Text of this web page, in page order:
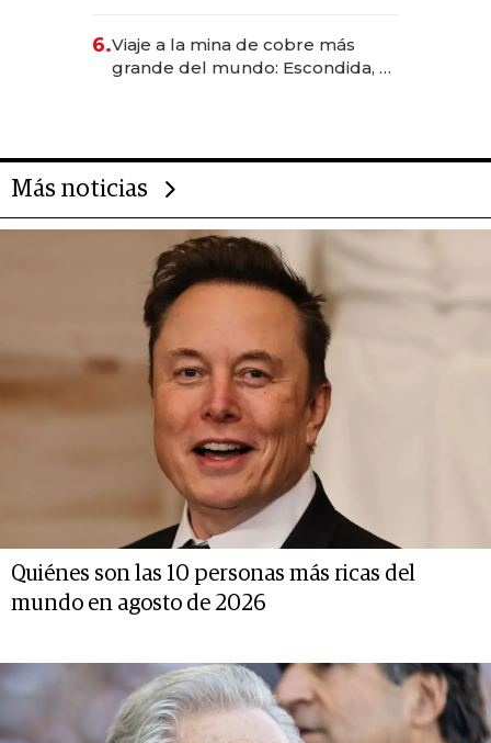
6.Viaje a la mina de cobre más
grande del mundo: Escondida, el
Más noticias
Quiénes son las 10 personas más ricas del
mundo en agosto de 2026